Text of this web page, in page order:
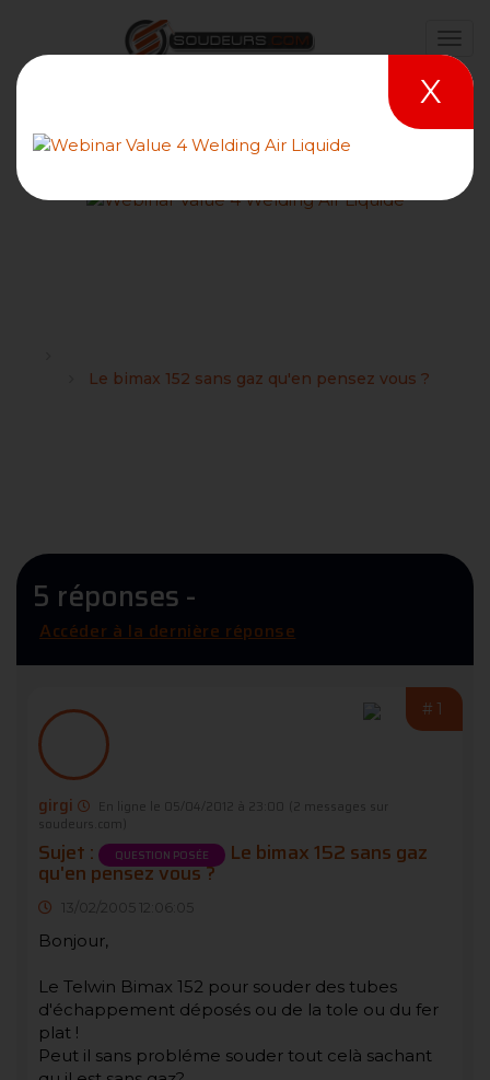
Le bimax 152 sans gaz qu'en pensez vous ?
5 réponses -
Accéder à la dernière réponse
#1
girgi En ligne le 05/04/2012 à 23:00
(2 messages sur
soudeurs.com)
Sujet : QUESTION POSÉE Le bimax 152 sans gaz
qu'en pensez vous ?
13/02/2005 12:06:05
Bonjour,
Le Telwin Bimax 152 pour souder des tubes
d'échappement déposés ou de la tole ou du fer
plat !
Peut il sans probléme souder tout celà sachant
X